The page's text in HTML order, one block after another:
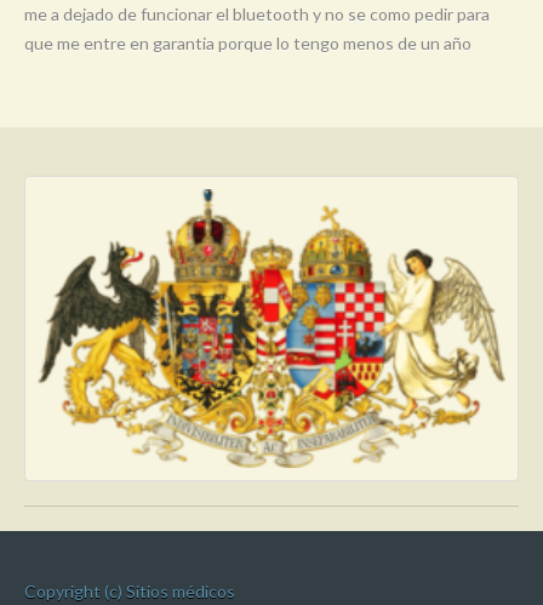
me a dejado de funcionar el bluetooth y no se como pedir para
que me entre en garantia porque lo tengo menos de un año
Copyright (c) Sitios médicos